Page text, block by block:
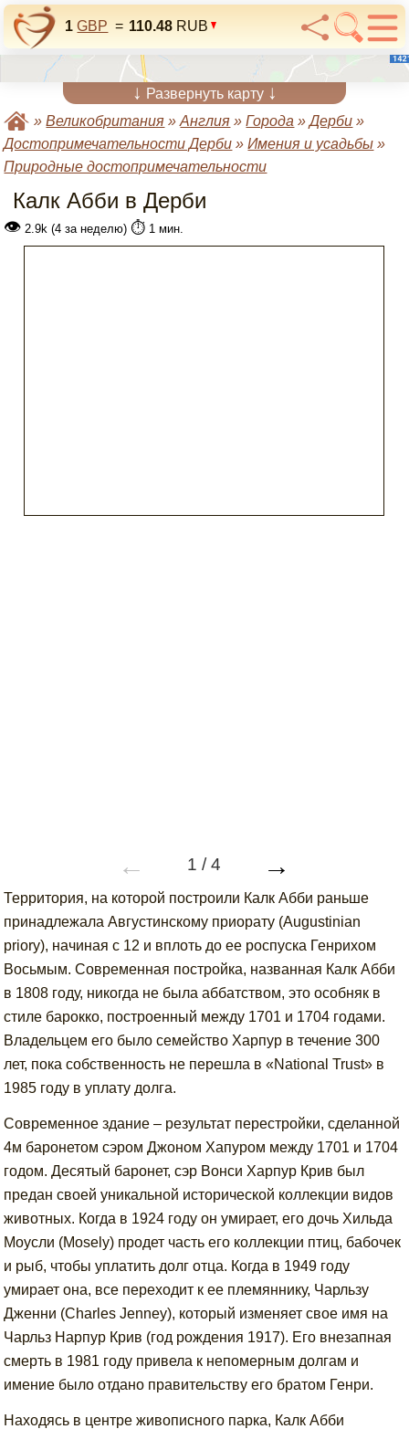
1 GBP = 110.48 RUB
↓ Развернуть карту ↓
»Великобритания »Англия »Города »Дерби »
Достопримечательности Дерби »Имения и усадьбы »
Природные достопримечательности
Калк Абби в Дерби
👁 2.9k (4 за неделю) ⏱️ 1 мин.
← 1 /4 →
Территория, на которой построили Калк Абби раньше
принадлежала Августинскому приорату (Augustinian
priory), начиная с 12 и вплоть до ее роспуска Генрихом
Восьмым. Современная постройка, названная Калк Абби
в 1808 году, никогда не была аббатством, это особняк в
стиле барокко, построенный между 1701 и 1704 годами.
Владельцем его было семейство Харпур в течение 300
лет, пока собственность не перешла в «National Trust» в
1985 году в уплату долга.
Современное здание – результат перестройки, сделанной
4м баронетом сэром Джоном Хапуром между 1701 и 1704
годом. Десятый баронет, сэр Вонси Харпур Крив был
предан своей уникальной исторической коллекции видов
животных. Когда в 1924 году он умирает, его дочь Хильда
Моусли (Mosely) продет часть его коллекции птиц, бабочек
и рыб, чтобы уплатить долг отца. Когда в 1949 году
умирает она, все переходит к ее племяннику, Чарльзу
Дженни (Charles Jenney), который изменяет свое имя на
Чарльз Нарпур Крив (год рождения 1917). Его внезапная
смерть в 1981 году привела к непомерным долгам и
имение было отдано правительству его братом Генри.
Находясь в центре живописного парка, Калк Абби